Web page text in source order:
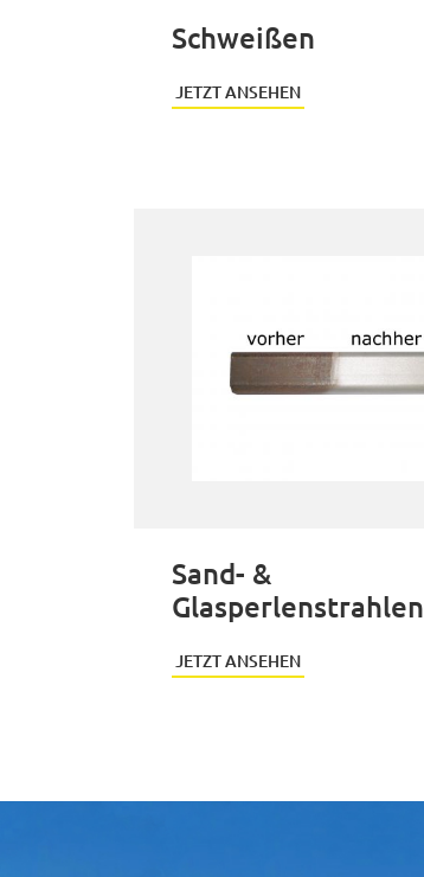
Schweißen
JETZT ANSEHEN
Sand- &
Glasperlenstrahlen
JETZT ANSEHEN